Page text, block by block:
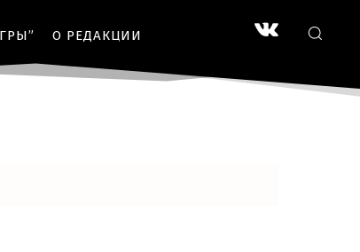
О РЕДАКЦИИ